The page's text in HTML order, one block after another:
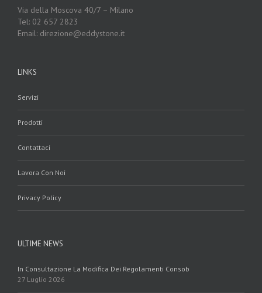
Via della Moscova 40/7 – Milano
Tel: 02 657 2823
Email: direzione@eddystone.it
LINKS
Servizi
Prodotti
Contattaci
Lavora Con Noi
Privacy Policy
ULTIME NEWS
In Consultazione La Modifica Dei Regolamenti Consob
27 Luglio 2026